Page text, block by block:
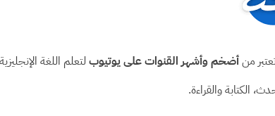
منأضخم وأشهر القنوات على يوتيوب لتعلم اللغة
الكتابة والقراءة.